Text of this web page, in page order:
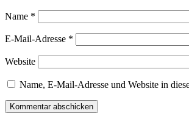
Name *
E-Mail-Adresse *
Website
Name, E-Mail-Adresse und Website in